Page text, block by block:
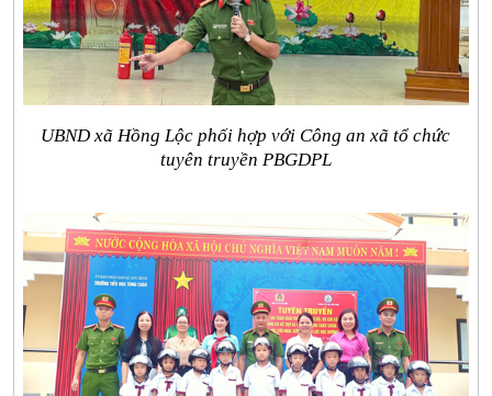
UBND xã Hồng Lộc phối hợp với Công an xã tổ chức
tuyên truyền PBGDPL